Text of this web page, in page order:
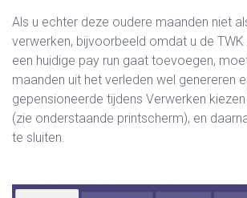
Als u echter deze oudere maanden niet
verwerken, bijvoorbeeld omdat u de
een huidige pay run gaat toevoegen,
maanden uit het verleden wel genereren
gepensioneerde tijdens Verwerken
(zie onderstaande printscherm), en
te sluiten.